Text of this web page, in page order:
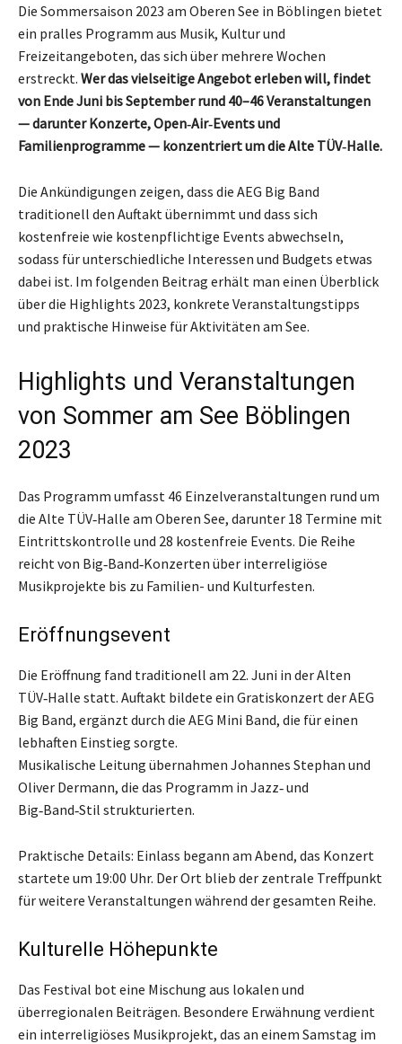
Die Sommersaison 2023 am Oberen See in Böblingen bietet
ein pralles Programm aus Musik, Kultur und
Freizeitangeboten, das sich über mehrere Wochen
erstreckt. Wer das vielseitige Angebot erleben will, findet
von Ende Juni bis September rund 40–46 Veranstaltungen
— darunter Konzerte, Open‑Air‑Events und
Familienprogramme — konzentriert um die Alte TÜV‑Halle.
Die Ankündigungen zeigen, dass die AEG Big Band
traditionell den Auftakt übernimmt und dass sich
kostenfreie wie kostenpflichtige Events abwechseln,
sodass für unterschiedliche Interessen und Budgets etwas
dabei ist. Im folgenden Beitrag erhält man einen Überblick
über die Highlights 2023, konkrete Veranstaltungstipps
und praktische Hinweise für Aktivitäten am See.
Highlights und Veranstaltungen
von Sommer am See Böblingen
2023
Das Programm umfasst 46 Einzelveranstaltungen rund um
die Alte TÜV‑Halle am Oberen See, darunter 18 Termine mit
Eintrittskontrolle und 28 kostenfreie Events. Die Reihe
reicht von Big‑Band‑Konzerten über interreligiöse
Musikprojekte bis zu Familien- und Kulturfesten.
Eröffnungsevent
Die Eröffnung fand traditionell am 22. Juni in der Alten
TÜV‑Halle statt. Auftakt bildete ein Gratiskonzert der AEG
Big Band, ergänzt durch die AEG Mini Band, die für einen
lebhaften Einstieg sorgte.
Musikalische Leitung übernahmen Johannes Stephan und
Oliver Dermann, die das Programm in Jazz‑ und
Big‑Band‑Stil strukturierten.
Praktische Details: Einlass begann am Abend, das Konzert
startete um 19:00 Uhr. Der Ort blieb der zentrale Treffpunkt
für weitere Veranstaltungen während der gesamten Reihe.
Kulturelle Höhepunkte
Das Festival bot eine Mischung aus lokalen und
überregionalen Beiträgen. Besondere Erwähnung verdient
ein interreligiöses Musikprojekt, das an einem Samstag im